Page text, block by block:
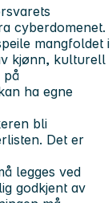
cyberdomenet.
mangfoldet i
kjønn, kulturell
på
ha egne
bli
Det er
legges ved
godkjent av